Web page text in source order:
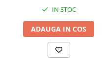
IN STOC
ADAUGA IN COS